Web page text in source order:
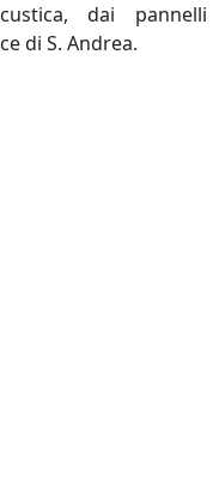
dai pannelli
di S. Andrea.